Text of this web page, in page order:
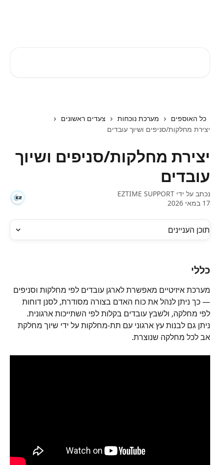
כל האוספים מערכת נוכחות
צעדים ראשונים
יצירת מחלקות/סניפים ושיוך עובדים
יצירת מחלקות/סניפים ושיוך
עובדים
נכתב על ידי EZTIME SUPPORT
17 במאי 2026
תוכן העניינים
כללי
מערכת איזיטיים מאפשרת לארגן עובדים לפי מחלקות וסניפים
— כך ניתן לנהל את כוח האדם בצורה מסודרת, לסנן דוחות
לפי מחלקה, ולשבץ עובדים בקלות לפי השתייכות ארגונית.
ניתן גם לבנות עץ ארגוני עם תת-מחלקות על ידי שיוך מחלקת
אב לכל מחלקה שנוצרת.